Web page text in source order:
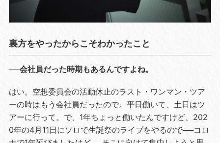
裏方をやったからこそわかったこと
──会社員だった時期もあるんですよね。
はい。空想委員会の活動休止のラスト・ワンマン・ツア
ーの時はもう会社員だったので。平日働いて、土日はツ
アーに行って。で、1年ちょっと働いたんですけど、202
0年の4月11日にソロで生誕祭のライブをやるので──コロ